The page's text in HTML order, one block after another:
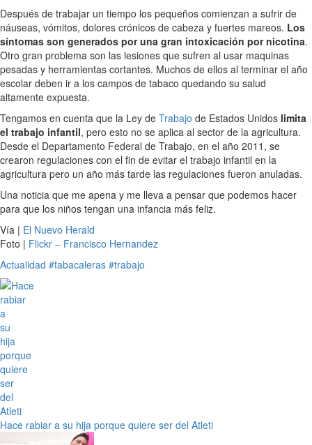
Después de trabajar un tiempo los pequeños comienzan a sufrir de
náuseas, vómitos, dolores crónicos de cabeza y fuertes mareos. Los
síntomas son generados por una gran intoxicación por nicotina.
Otro gran problema son las lesiones que sufren al usar maquinas
pesadas y herramientas cortantes. Muchos de ellos al terminar el año
escolar deben ir a los campos de tabaco quedando su salud
altamente expuesta.
Tengamos en cuenta que la Ley de Trabajo de Estados Unidos limita
el trabajo infantil, pero esto no se aplica al sector de la agricultura.
Desde el Departamento Federal de Trabajo, en el año 2011, se
crearon regulaciones con el fin de evitar el trabajo infantil en la
agricultura pero un año más tarde las regulaciones fueron anuladas.
Una noticia que me apena y me lleva a pensar que podemos hacer
para que los niños tengan una infancia más feliz.
Vía | El Nuevo Herald
Foto | Flickr – Francisco Hernandez
Actualidad #tabacaleras #trabajo
Hace rabiar a su hija porque quiere ser del Atleti